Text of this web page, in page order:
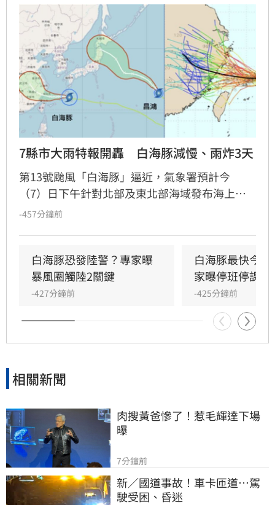
7縣市大雨特報開轟　白海豚減慢、雨炸3天
第13號颱風「白海豚」逼近，氣象署預計今
（7）日下午針對北部及東北部海域發布海上警
報。受外圍環流影響，明（8）日起至10日上半
風圈將觸及警戒線，各地風浪明顯增強。專家吳
德榮與林得恩示警，隨颱風北轉與移動路徑變
化，北部與中南部需嚴防劇烈天氣，東半部則有
極端高溫風險。隨後轉為西南風影響，下週一至
週三西南部仍有局部大雨，請民眾持續關注最新
氣象資訊，提前做好防颱準備以保安全。
-457分鐘前
白海豚恐發陸警？專家曝
暴風圈觸陸2關鍵
-427分鐘前
白海豚最快今
家曝停班停課機
-425分鐘前
相關新聞
肉搜黃爸慘了！惹毛輝達下場
曝
7分鐘前
新／國道事故！車卡匝道…駕
駛受困、昏迷